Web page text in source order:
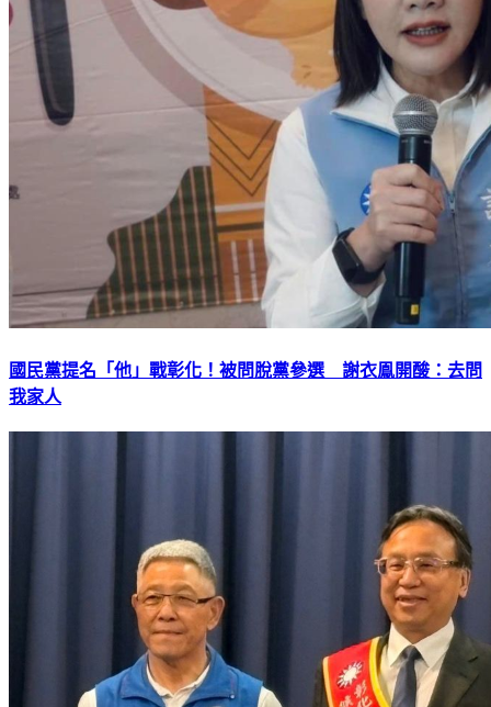
國民黨提名「他」戰彰化！被問脫黨參選 謝衣鳯開酸：去問
我家人